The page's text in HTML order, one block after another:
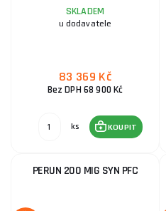
SKLADEM
u dodavatele
83 369 Kč
Bez DPH 68 900 Kč
ks KOUPIT
PERUN 200 MIG SYN PFC